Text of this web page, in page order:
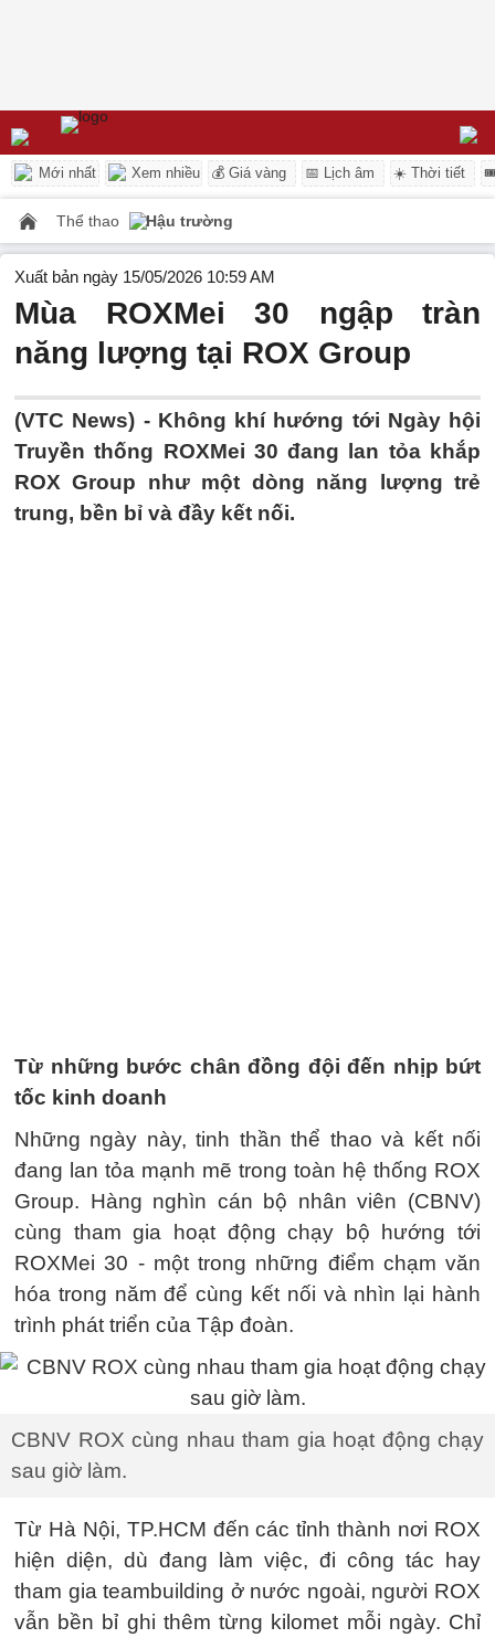
Mới nhất Xem nhiều 💰 Giá vàng 📅 Lịch âm ☀️ Thời tiết
Thể thao Hậu trường
Xuất bản ngày 15/05/2026 10:59 AM
Mùa ROXMei 30 ngập tràn
năng lượng tại ROX Group
(VTC News) - Không khí hướng tới Ngày hội
Truyền thống ROXMei 30 đang lan tỏa khắp
ROX Group như một dòng năng lượng trẻ
trung, bền bỉ và đầy kết nối.
Từ những bước chân đồng đội đến nhịp bứt
tốc kinh doanh
Những ngày này, tinh thần thể thao và kết nối
đang lan tỏa mạnh mẽ trong toàn hệ thống ROX
Group. Hàng nghìn cán bộ nhân viên (CBNV)
cùng tham gia hoạt động chạy bộ hướng tới
ROXMei 30 - một trong những điểm chạm văn
hóa trong năm để cùng kết nối và nhìn lại hành
trình phát triển của Tập đoàn.
CBNV ROX cùng nhau tham gia hoạt động chạy
sau giờ làm.
Từ Hà Nội, TP.HCM đến các tỉnh thành nơi ROX
hiện diện, dù đang làm việc, đi công tác hay
tham gia teambuilding ở nước ngoài, người ROX
vẫn bền bỉ ghi thêm từng kilomet mỗi ngày. Chỉ